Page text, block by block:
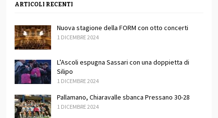
ARTICOLI RECENTI
Nuova stagione della FORM con otto concerti
1 DICEMBRE 2024
L’Ascoli espugna Sassari con una doppietta di
Silipo
1 DICEMBRE 2024
Pallamano, Chiaravalle sbanca Pressano 30-28
1 DICEMBRE 2024